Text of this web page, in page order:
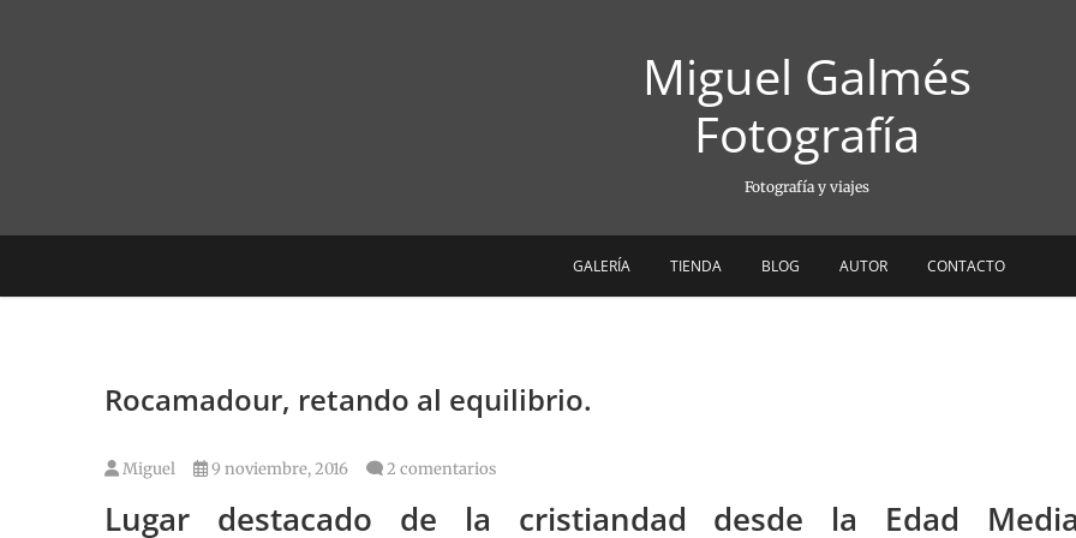
Miguel Galmés
Fotografía
Fotografía y viajes
GALERÍA TIENDA BLOG AUTOR CONTACTO
Rocamadour, retando al equilibrio.
Miguel 9 noviembre, 2016 2 comentarios
Lugar destacado de la cristiandad desde la Edad